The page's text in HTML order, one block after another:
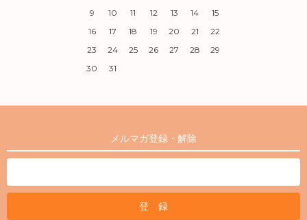
9
10 11 12 13 14
15
16
17 18 19 20 21
22
23
24 25 26 27 28
29
30
31
メルマガ登録・解除